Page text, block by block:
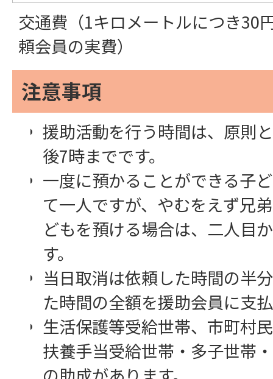
交通費（1キロメートルにつき30
頼会員の実費）
注意事項
援助活動を行う時間は、原則
後7時までです。
一度に預かることができる子
て一人ですが、やむをえず兄
どもを預ける場合は、二人目
す。
当日取消は依頼した時間の半
た時間の全額を援助会員に支
生活保護等受給世帯、市町村
扶養手当受給世帯・多子世帯